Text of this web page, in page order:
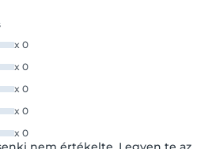
x 0
x 0
x 0
x 0
x 0